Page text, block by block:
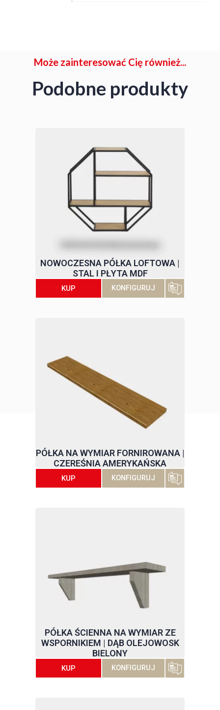
Może zainteresować Cię również...
Podobne produkty
NOWOCZESNA PÓŁKA LOFTOWA |
STAL I PŁYTA MDF
KUP KONFIGURUJ
PÓŁKA NA WYMIAR FORNIROWANA |
CZEREŚNIA AMERYKAŃSKA
KUP KONFIGURUJ
PÓŁKA ŚCIENNA NA WYMIAR ZE
WSPORNIKIEM | DĄB OLEJOWOSK
BIELONY
KUP KONFIGURUJ